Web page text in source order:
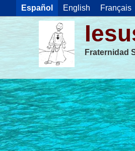
Español English Français
Fraternidad